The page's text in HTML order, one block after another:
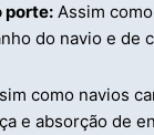
porte: Assim
do navio e de
como navios
e absorção de